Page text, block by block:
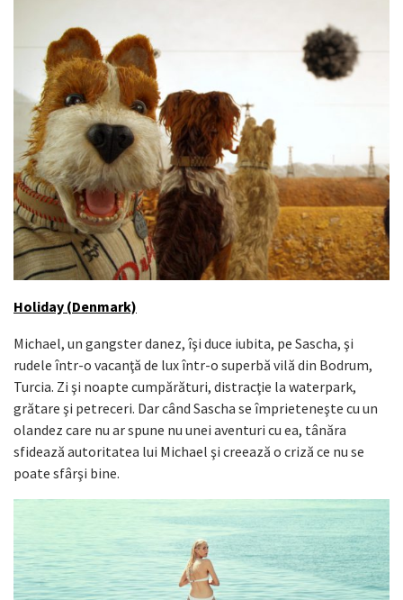
Holiday (Denmark)
Michael, un gangster danez, îşi duce iubita, pe Sascha, şi
rudele într-o vacanţă de lux într-o superbă vilă din Bodrum,
Turcia. Zi şi noapte cumpărături, distracţie la waterpark,
grătare şi petreceri. Dar când Sascha se împrieteneşte cu un
olandez care nu ar spune nu unei aventuri cu ea, tânăra
sfidează autoritatea lui Michael şi creează o criză ce nu se
poate sfârşi bine.